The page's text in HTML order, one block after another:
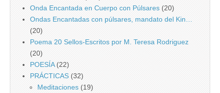
Onda Encantada en Cuerpo con Púlsares (20)
Ondas Encantadas con púlsares, mandato del Kin…
(20)
Poema 20 Sellos-Escritos por M. Teresa Rodriguez
(20)
POESÍA(22)
PRÁCTICAS (32)
Meditaciones (19)